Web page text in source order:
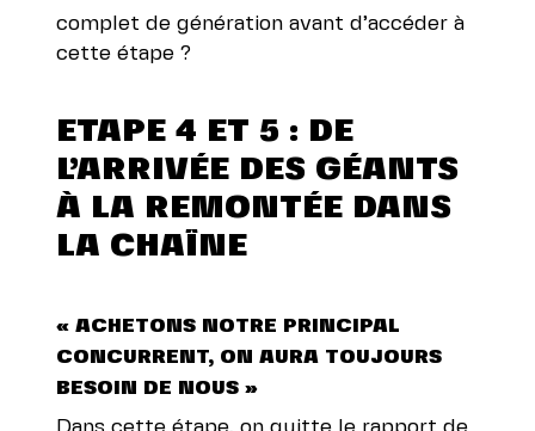
complet de génération avant d’accéder à
cette étape ?
ETAPE 4 ET 5 : DE
L’ARRIVÉE DES GÉANTS
À LA REMONTÉE DANS
LA CHAÎNE
« ACHETONS NOTRE PRINCIPAL
CONCURRENT, ON AURA TOUJOURS
BESOIN DE NOUS »